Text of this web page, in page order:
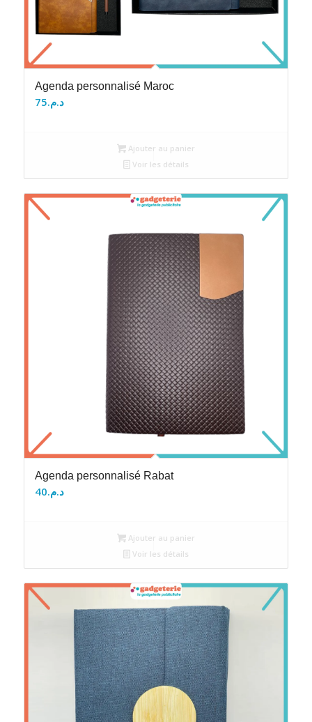
Agenda personnalisé Maroc
د.م.75
Ajouter au panier
Voir les détails
Agenda personnalisé Rabat
د.م.40
Ajouter au panier
Voir les détails